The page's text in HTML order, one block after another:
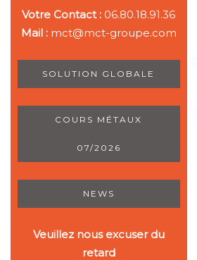
Votre Contact : 06.80.18.91.36
Mail : mct@mct-groupe.com
SOLUTION GLOBALE
COURS MÉTAUX
07/2026
NEWS
Veuillez nous excuser du
retard